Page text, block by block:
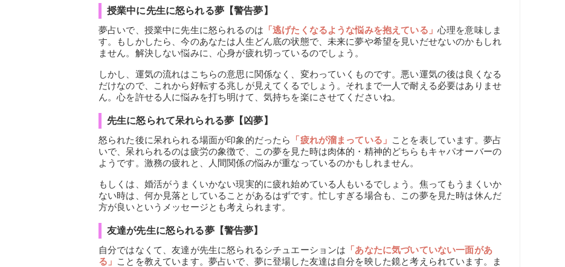
授業中に先生に怒られる夢【警告夢】
夢占いで、授業中に先生に怒られるのは 「逃げたくなるような悩みを抱えている」 心理を意味しま
す。もしかしたら、今のあなたは人生どん底の状態で、未来に夢や希望を見いだせないのかもしれ
ません。解決しない悩みに、心身が疲れ切っているのでしょう。
しかし、運気の流れはこちらの意思に関係なく、変わっていくものです。悪い運気の後は良くなる
だけなので、これから好転する兆しが見えてくるでしょう。それまで一人で耐える必要はありませ
ん。心を許せる人に悩みを打ち明けて、気持ちを楽にさせてくださいね。
先生に怒られて呆れられる夢【凶夢】
怒られた後に呆れられる場面が印象的だったら
「疲れが溜まっている」 ことを表しています。夢占
いで、呆れられるのは疲労の象徴で、この夢を見た時は肉体的・精神的どちらもキャパオーバーの
ようです。激務の疲れと、人間関係の悩みが重なっているのかもしれません。
もしくは、婚活がうまくいかない現実的に疲れ始めている人もいるでしょう。焦ってもうまくいか
ない時は、何か見落としていることがあるはずです。忙しすぎる場合も、この夢を見た時は休んだ
方が良いというメッセージとも考えられます。
友達が先生に怒られる夢【警告夢】
自分ではなくて、友達が先生に怒られるシチュエーションは 「あなたに気づいていない一面があ
る」 ことを教えています。夢占いで、夢に登場した友達は自分を映した鏡と考えられています。ま